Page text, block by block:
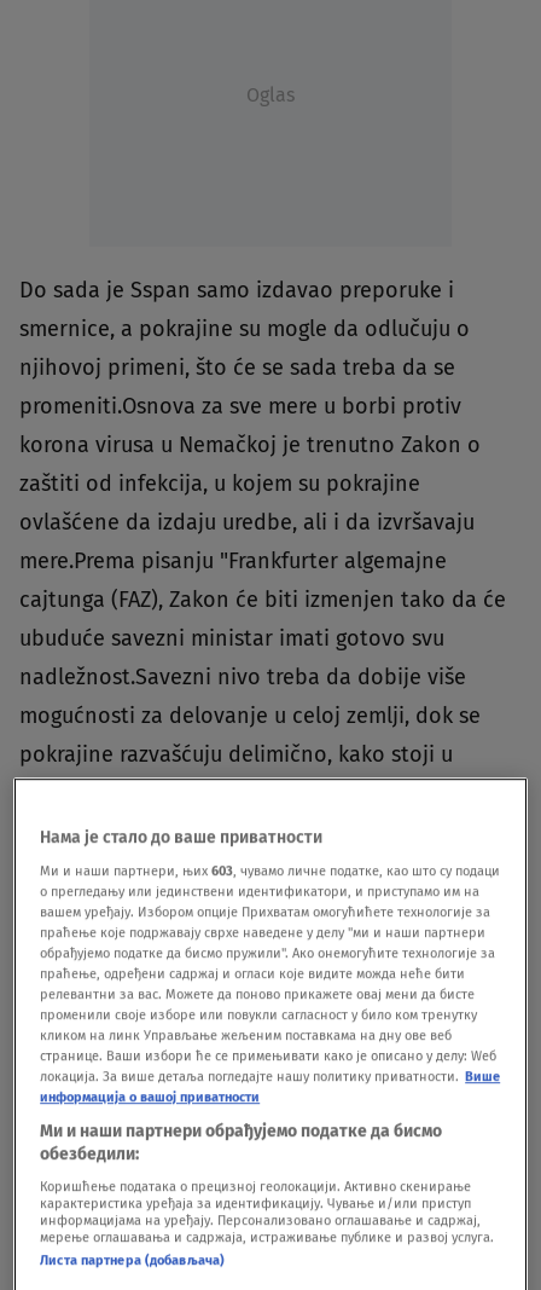
Oglas
Do sada je Sspan samo izdavao preporuke i
smernice, a pokrajine su mogle da odlučuju o
njihovoj primeni, što će se sada treba da se
promeniti.Osnova za sve mere u borbi protiv
korona virusa u Nemačkoj je trenutno Zakon o
zaštiti od infekcija, u kojem su pokrajine
ovlašćene da izdaju uredbe, ali i da izvršavaju
mere.Prema pisanju "Frankfurter algemajne
cajtunga (FAZ), Zakon će biti izmenjen tako da će
ubuduće savezni ministar imati gotovo svu
nadležnost.Savezni nivo treba da dobije više
mogućnosti za delovanje u celoj zemlji, dok se
pokrajine razvašćuju delimično, kako stoji u
dobile mogućnost da zabrane prekogranični
transport ljudi, da dobiju mogućnost da putem
mobilnog telefona prate osobe koje su imale
kontakt sa inficiranima, da upravljaju
snabdevanjem lekovima i zaštitne opreme, kao i
da prisilno regrutuje medicinsko osoblje.Međutim,
savezna vlada neće moći da naloži zabranu
kretanja.Nacrt zakona treba u ponedeljak da
usvoji vlada, a u toku nedelje, po skraćenom
postupku i u Bundestagu i Bundesratu."Savezna
država i pokraine rade zajedno u savladavanju
ove epidemije. Ovde samo objedinjujemo
Нама је стало до ваше приватности
Ми и наши партнери, њих603, чувамо личне податке, као што су подаци
о прегледању или јединствени идентификатори, и приступамо им на
вашем уређају. Избором опције Прихватам омогућићете технологије за
праћење које подржавају сврхе наведене у делу "ми и наши партнери
обрађујемо податке да бисмо пружили". Ако онемогућите технологије за
праћење, одређени садржај и огласи које видите можда неће бити
релевантни за вас. Можете да поново прикажете овај мени да бисте
променили своје изборе или повукли сагласност у било ком тренутку
кликом на линк Управљање жељеним поставкама на дну ове веб
странице. Ваши избори ће се примењивати како је описано у делу: Wеб
локација. За више детаља погледајте нашу политику приватности. Више
информација о вашој приватности
Ми и наши партнери обрађујемо податке да бисмо
обезбедили:
Коришћење података о прецизној геолокацији. Активно скенирање
карактеристика уређаја за идентификацију. Чување и/или приступ
информацијама на уређају. Персонализовано оглашавање и садржај,
мерење оглашавања и садржаја, истраживање публике и развој услуга.
Листа партнера (добављача)